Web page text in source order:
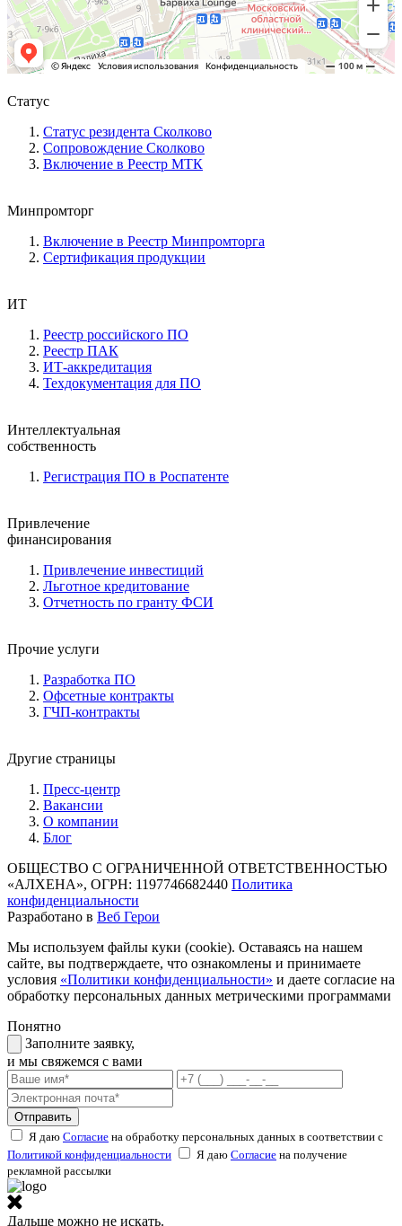
Статус
Статус резидента Сколково
Сопровождение Сколково
Включение в Реестр МТК
Минпромторг
Включение в Реестр Минпромторга
Сертификация продукции
ИТ
Реестр российского ПО
Реестр ПАК
ИТ-аккредитация
Техдокументация для ПО
Интеллектуальная
собственность
Регистрация ПО в Роспатенте
Привлечение
финансирования
Привлечение инвестиций
Льготное кредитование
Отчетность по гранту ФСИ
Прочие услуги
Разработка ПО
Офсетные контракты
ГЧП-контракты
Другие страницы
Пресс-центр
Вакансии
О компании
Блог
ОБЩЕСТВО С ОГРАНИЧЕННОЙ ОТВЕТСТВЕННОСТЬЮ
«АЛХЕНА», ОГРН: 1197746682440 Политика
конфиденциальности
Разработано в Веб Герои
Мы используем файлы куки (cookie). Оставаясь на нашем
сайте, вы подтверждаете, что ознакомлены и принимаете
условия «Политики конфиденциальности» и даете согласие на
обработку персональных данных метрическими программами
Понятно
Заполните заявку,
и мы свяжемся с вами
Отправить
Я даю Согласие на обработку персональных данных в соответствии с
Политикой конфиденциальности
Я даю Согласие на получение
рекламной рассылки
Дальше можно не искать.